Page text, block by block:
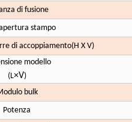
di fusione
stampo
di accoppiamento(H X V)
modello
(L×V)
bulk
Potenza